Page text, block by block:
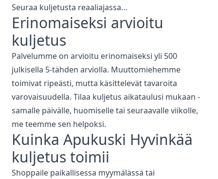
Seuraa kuljetusta reaaliajassa…
Erinomaiseksi arvioitu
kuljetus
Palvelumme on arvioitu erinomaiseksi yli 500
julkisella 5-tähden arviolla. Muuttomiehemme
toimivat ripeästi, mutta käsittelevät tavaroita
varovaisuudella. Tilaa kuljetus aikataulusi mukaan -
samalle päivälle, huomiselle tai seuraavalle viikolle,
me teemme sen helpoksi.
Kuinka Apukuski Hyvinkää
kuljetus toimii
Shoppaile paikallisessa myymälässä tai